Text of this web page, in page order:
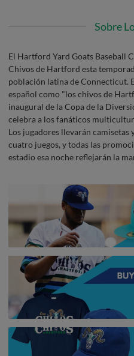
Sobre
El Hartford Yard Goats Baseball
Chivos de Hartford esta
población latina de Connecticut.
español como "los chivos de
inaugural de la Copa de la
celebra a los fanáticos
Los jugadores llevarán camisetas
cuatro juegos, y todas las
estadio esa noche reflejarán la